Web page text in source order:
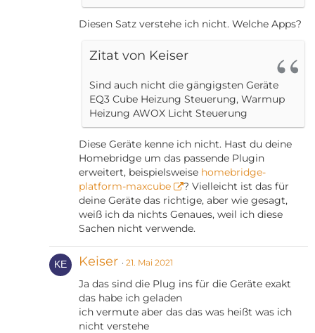
Diesen Satz verstehe ich nicht. Welche Apps?
Zitat von Keiser
Sind auch nicht die gängigsten Geräte
EQ3 Cube Heizung Steuerung, Warmup
Heizung AWOX Licht Steuerung
Diese Geräte kenne ich nicht. Hast du deine
Homebridge um das passende Plugin
erweitert, beispielsweise homebridge-
platform-maxcube
? Vielleicht ist das für
deine Geräte das richtige, aber wie gesagt,
weiß ich da nichts Genaues, weil ich diese
Sachen nicht verwende.
Keiser 21. Mai 2021
Ja das sind die Plug ins für die Geräte exakt
das habe ich geladen
ich vermute aber das das was heißt was ich
nicht verstehe